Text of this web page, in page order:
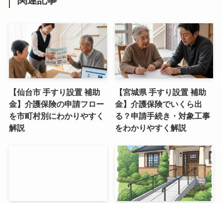
【仙台市 手すり設置 補助
金】介護保険の申請フロー
を市町村別にわかりやすく
解説
【宮城県 手すり設置 補助
金】介護保険でいくら出
る？申請手続き・対象工事
をわかりやすく解説